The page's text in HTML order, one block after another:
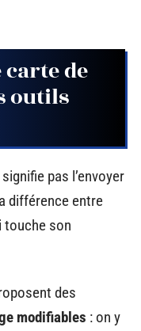
de
outils
pas l’envoyer
différence entre
touche son
des
modifiables : on y